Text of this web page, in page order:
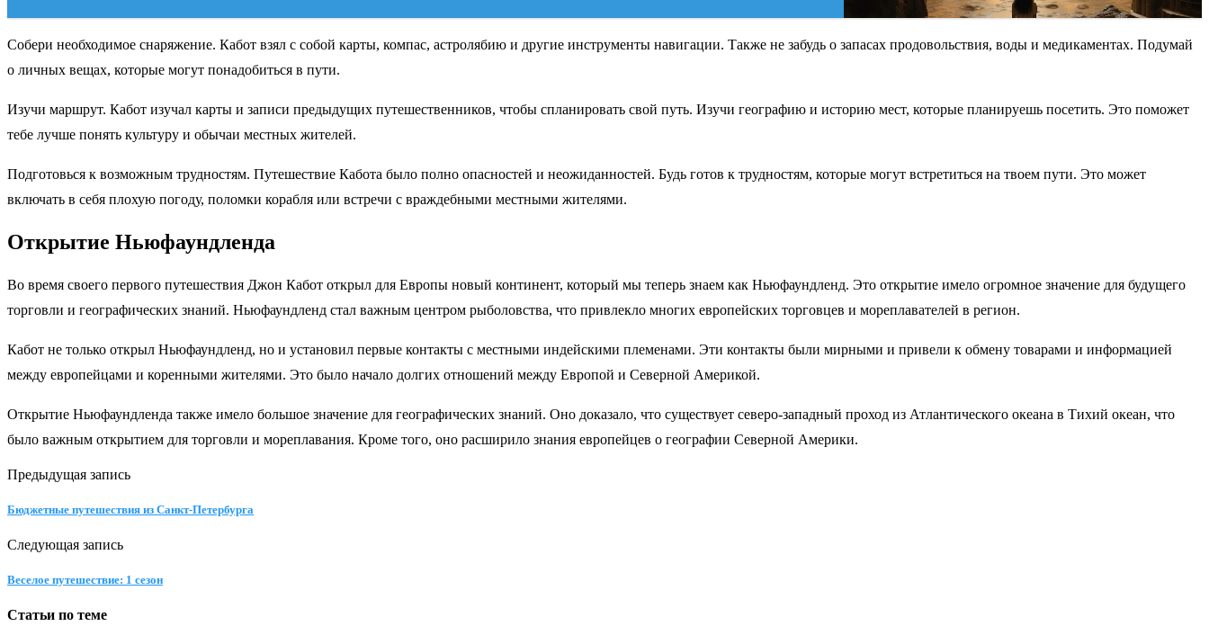
Собери необходимое снаряжение. Кабот взял с собой карты, компас, астролябию и другие инструменты навигации. Также не забудь о запасах продовольствия, воды и медикаментах. Подумай
о личных вещах, которые могут понадобиться в пути.
Изучи маршрут. Кабот изучал карты и записи предыдущих путешественников, чтобы спланировать свой путь. Изучи географию и историю мест, которые планируешь посетить. Это поможет
тебе лучше понять культуру и обычаи местных жителей.
Подготовься к возможным трудностям. Путешествие Кабота было полно опасностей и неожиданностей. Будь готов к трудностям, которые могут встретиться на твоем пути. Это может
включать в себя плохую погоду, поломки корабля или встречи с враждебными местными жителями.
Открытие Ньюфаундленда
Во время своего первого путешествия Джон Кабот открыл для Европы новый континент, который мы теперь знаем как Ньюфаундленд. Это открытие имело огромное значение для будущего
торговли и географических знаний. Ньюфаундленд стал важным центром рыболовства, что привлекло многих европейских торговцев и мореплавателей в регион.
Кабот не только открыл Ньюфаундленд, но и установил первые контакты с местными индейскими племенами. Эти контакты были мирными и привели к обмену товарами и информацией
между европейцами и коренными жителями. Это было начало долгих отношений между Европой и Северной Америкой.
Открытие Ньюфаундленда также имело большое значение для географических знаний. Оно доказало, что существует северо-западный проход из Атлантического океана в Тихий океан, что
было важным открытием для торговли и мореплавания. Кроме того, оно расширило знания европейцев о географии Северной Америки.
Предыдущая запись
Бюджетные путешествия из Санкт-Петербурга
Следующая запись
Веселое путешествие: 1 сезон
Статьи по теме